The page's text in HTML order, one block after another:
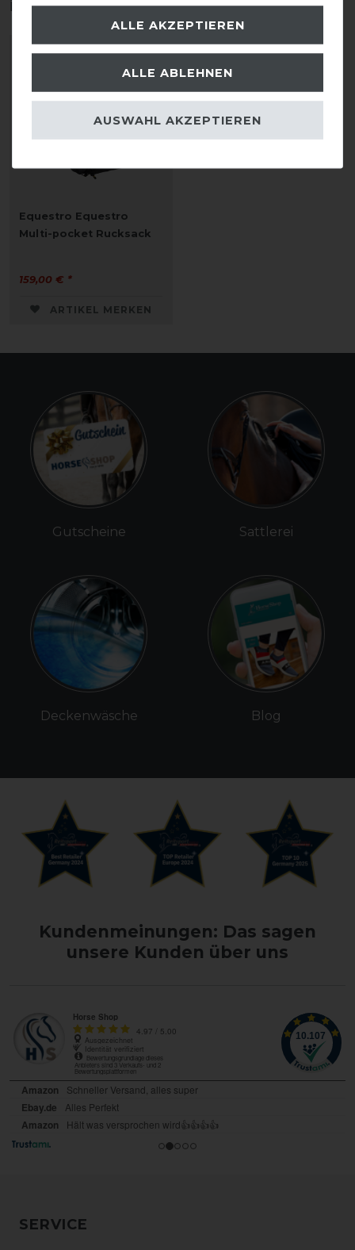
interessieren
Equestro Equestro
Multi-pocket Rucksack
159,00 € *
ARTIKEL MERKEN
Gutscheine
Deckenwäsche
Sattlerei
Blog
Kundenmeinungen: Das sagen
unsere Kunden über uns
SERVICE
ALLE AKZEPTIEREN
ALLE ABLEHNEN
AUSWAHL AKZEPTIEREN